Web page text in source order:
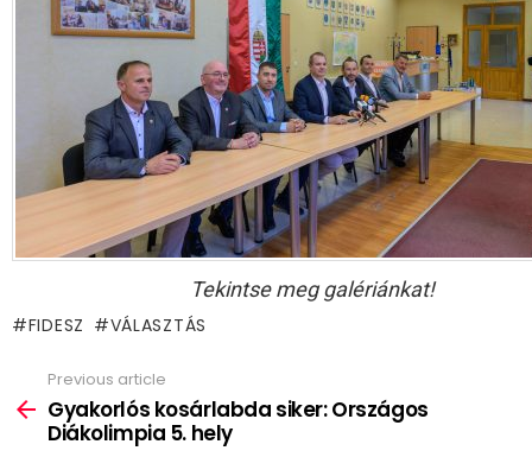
Tekintse meg galériánkat!
FIDESZ VÁLASZTÁS
more
Previous article
Gyakorlós kosárlabda siker: Országos
Diákolimpia 5. hely